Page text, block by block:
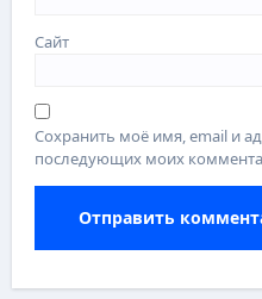
Сайт
Сохранить моё имя, email и
последующих моих